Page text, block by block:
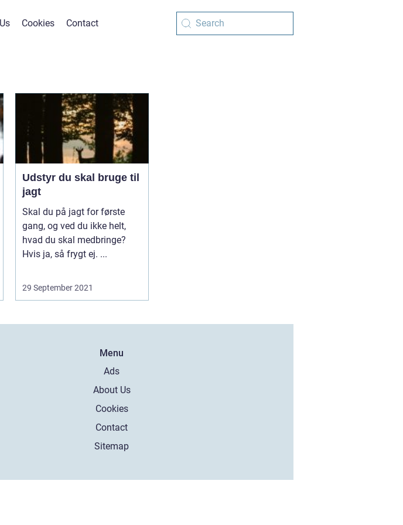
Cookies Contact
Udstyr du skal bruge til
jagt
Skal du på jagt for første
gang, og ved du ikke helt,
hvad du skal medbringe?
Hvis ja, så frygt ej. ...
29 September 2021
Menu
Ads
About Us
Cookies
Contact
Sitemap